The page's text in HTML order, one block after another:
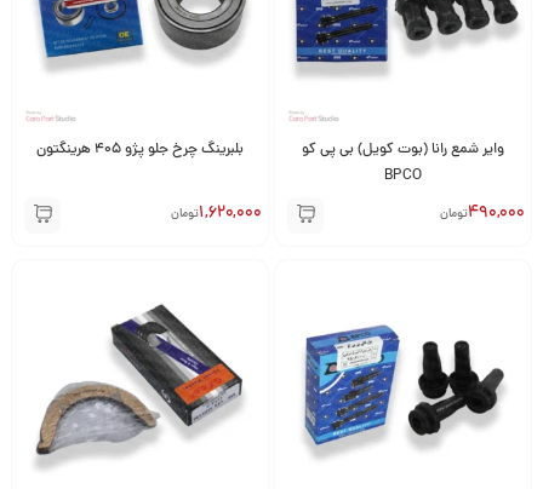
وایر شمع رانا (بوت کویل) بی پی کو
BPCO
490,000تومان
بلبرینگ چرخ جلو پژو 405 هرینگتون
1,620,000تومان